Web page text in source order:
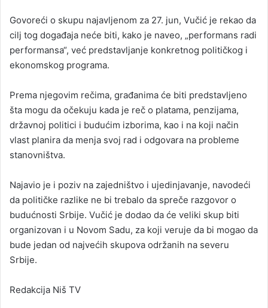
Govoreći o skupu najavljenom za 27. jun, Vučić je rekao da
cilj tog događaja neće biti, kako je naveo, „performans radi
performansa“, već predstavljanje konkretnog političkog i
ekonomskog programa.
Prema njegovim rečima, građanima će biti predstavljeno
šta mogu da očekuju kada je reč o platama, penzijama,
državnoj politici i budućim izborima, kao i na koji način
vlast planira da menja svoj rad i odgovara na probleme
stanovništva.
Najavio je i poziv na zajedništvo i ujedinjavanje, navodeći
da političke razlike ne bi trebalo da spreče razgovor o
budućnosti Srbije. Vučić je dodao da će veliki skup biti
organizovan i u Novom Sadu, za koji veruje da bi mogao da
bude jedan od najvećih skupova održanih na severu
Srbije.
Redakcija Niš TV